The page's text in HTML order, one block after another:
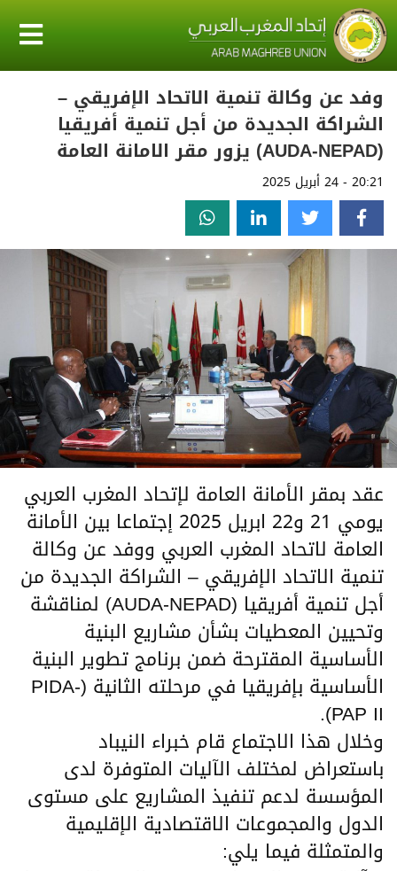
وفد عن وكالة تنمية الاتحاد الإفريقي –
الشراكة الجديدة من أجل تنمية أفريقيا
(AUDA-NEPAD) يزور مقر الامانة العامة
20:21 - 24 أبريل 2025
عقد بمقر الأمانة العامة لإتحاد المغرب العربي
يومي 21 و22 ابريل 2025 إجتماعا بين الأمانة
العامة لاتحاد المغرب العربي ووفد عن وكالة
تنمية الاتحاد الإفريقي – الشراكة الجديدة من
أجل تنمية أفريقيا (AUDA-NEPAD) لمناقشة
وتحيين المعطيات بشأن مشاريع البنية
الأساسية المقترحة ضمن برنامج تطوير البنية
الأساسية بإفريقيا في مرحلته الثانية (PIDA-
PAP II).
وخلال هذا الاجتماع قام خبراء النيباد
باستعراض لمختلف الآليات المتوفرة لدى
المؤسسة لدعم تنفيذ المشاريع على مستوى
الدول والمجموعات الاقتصادية الإقليمية
والمتمثلة فيما يلي: